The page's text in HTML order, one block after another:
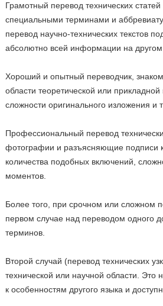
Грамотный перевод технических
специальными терминами и
перевод научно-технических текстов
абсолютно всей информации на
Хороший и опытный переводчик,
области теоретической или
сложности оригинального изложения и
Профессиональный перевод
фотографии и разъясняющие подписи к
количества подобных включений,
моментов.
Более того, при срочном или сложном
первом случае над переводом одного
терминов.
Второй случай (перевод технических
технической или научной области.
к особенностям другого языка и